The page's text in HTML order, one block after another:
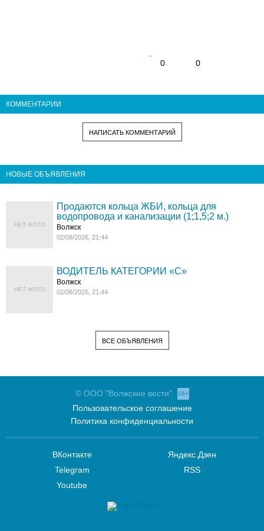
0 0
КОММЕНТАРИИ
НАПИСАТЬ КОММЕНТАРИЙ
НОВЫЕ ОБЪЯВЛЕНИЯ
НЕТ ФОТО
Продаются кольца ЖБИ, кольца для
водопровода и канализации (1;1,5;2 м.)
Волжск
02/08/2026, 21:44
НЕТ ФОТО
ВОДИТЕЛЬ КАТЕГОРИИ «C»
Волжск
02/08/2026, 21:44
ВСЕ ОБЪЯВЛЕНИЯ
© ООО "Волжские вести" 16+
Пользовательское соглашение
Политика конфиденциальности
ВКонтакте
Telegram
Youtube
Яндекс.Дзен
RSS